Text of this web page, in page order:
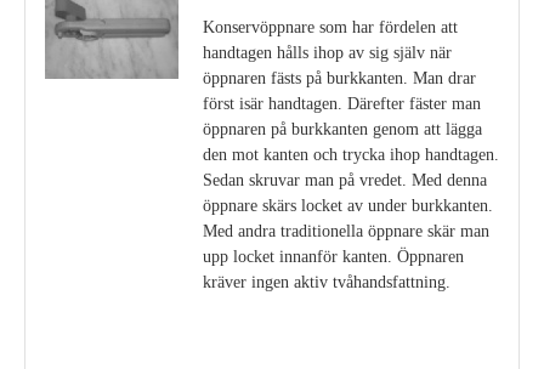
Konservöppnare som har fördelen att
handtagen hålls ihop av sig själv när
öppnaren fästs på burkkanten. Man drar
först isär handtagen. Därefter fäster man
öppnaren på burkkanten genom att lägga
den mot kanten och trycka ihop handtagen.
Sedan skruvar man på vredet. Med denna
öppnare skärs locket av under burkkanten.
Med andra traditionella öppnare skär man
upp locket innanför kanten. Öppnaren
kräver ingen aktiv tvåhandsfattning.